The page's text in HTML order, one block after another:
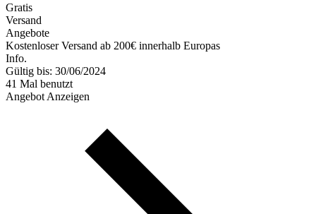
Gratis
Versand
Angebote
Kostenloser Versand ab 200€ innerhalb Europas
Info.
Gültig bis: 30/06/2024
41 Mal benutzt
Angebot Anzeigen